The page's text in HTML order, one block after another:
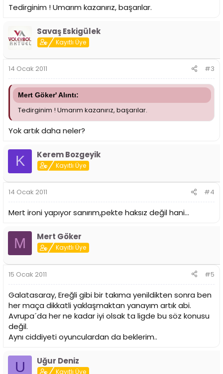
Tedirginim ! Umarım kazanırız, başarılar.
Savaş Eskigülek
Kayıtlı Üye
14 Ocak 2011 #3
Mert Göker' Alıntı:
Tedirginim ! Umarım kazanırız, başarılar.
Yok artık daha neler?
K Kerem Bozgeyik
Kayıtlı Üye
14 Ocak 2011 #4
Mert ironi yapıyor sanırım,pekte haksız değil hani...
M Mert Göker
Kayıtlı Üye
15 Ocak 2011 #5
Galatasaray, Ereğli gibi bir takıma yenildikten sonra ben
her maça dikkatli yaklaşmaktan yanayım artık abi.
Avrupa´da her ne kadar iyi olsak ta ligde bu söz konusu
değil.
Aynı ciddiyeti oyunculardan da beklerim..
U Uğur Deniz
Kayıtlı Üye